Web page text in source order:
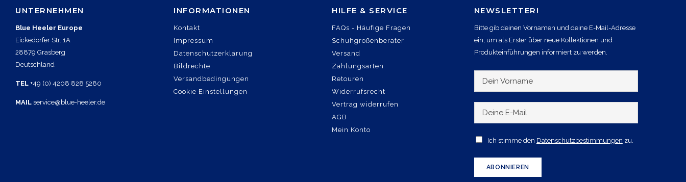
UNTERNEHMEN
Blue Heeler Europe
Eickedorfer Str. 1A
28879 Grasberg
Deutschland
TEL +49 (0) 4208 828 5280
MAIL service@blue-heeler.de
INFORMATIONEN
Kontakt
Impressum
Datenschutzerklärung
Bildrechte
Versandbedingungen
Cookie Einstellungen
HILFE & SERVICE
FAQs - Häufige Fragen
Schuhgrößenberater
Versand
Zahlungsarten
Retouren
Widerrufsrecht
Vertrag widerrufen
AGB
Mein Konto
NEWSLETTER!
Bitte gib deinen Vornamen und deine E-Mail-Adresse
ein, um als Erster über neue Kollektionen und
Produkteinführungen informiert zu werden.
e
i
o
r
e
E
A
Ich stimme den Datenschutzbestimmungen zu.
ABONNIEREN